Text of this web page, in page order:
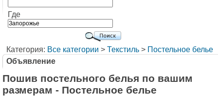
Где
Категория: Все категории > Текстиль > Постельное белье
Объявление
Пошив постельного белья по вашим
размерам - Постельное белье